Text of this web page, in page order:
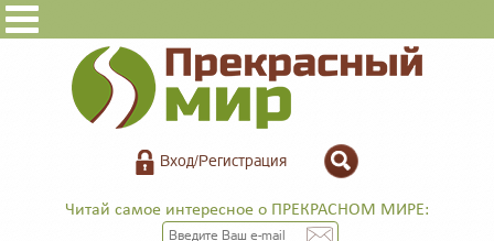
Вход/Регистрация
Читай самое интересное о ПРЕКРАСНОМ МИРЕ: